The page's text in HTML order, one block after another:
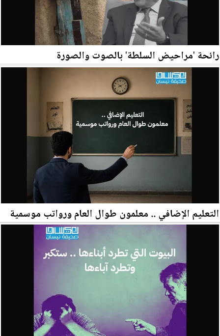
رائحة 'مراحيض السلطة' بالصوت والصورة
التعليم الإضافي .. معلمون طوال العام ورواتب موسمية